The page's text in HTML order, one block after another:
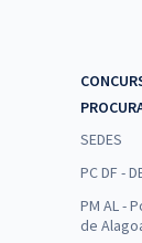
SEDES
PC DF -
PM AL -
de